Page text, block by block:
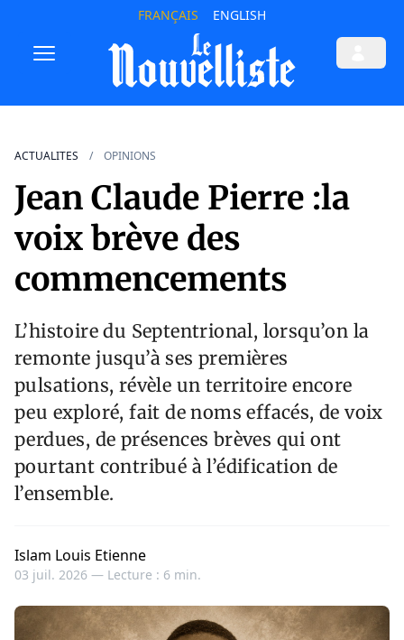
FRANÇAIS ENGLISH
ACTUALITES OPINIONS
Jean Claude Pierre :la
voix brève des
commencements
L’histoire du Septentrional, lorsqu’on la
remonte jusqu’à ses premières
pulsations, révèle un territoire encore
peu exploré, fait de noms effacés, de voix
perdues, de présences brèves qui ont
pourtant contribué à l’édification de
l’ensemble.
Islam Louis Etienne
03 juil. 2026 — Lecture : 6 min.